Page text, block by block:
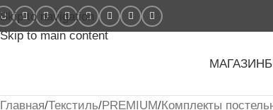
Skip to navigation
Skip to main content
МАГАЗИН
Главная/Текстиль/PREMIUM/Комплекты